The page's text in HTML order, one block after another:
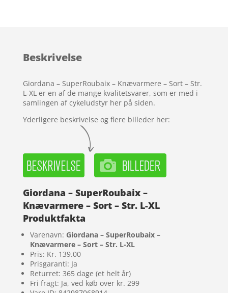
kundebedøm
Beskrivelse
Giordana – SuperRoubaix – Knævarmere – Sort – Str.
L-XL er en af de mange kvalitetsvarer, som er med i
samlingen af cykeludstyr her på siden.
Yderligere beskrivelse og flere billeder her:
Giordana – SuperRoubaix –
Knævarmere – Sort – Str. L-XL
Produktfakta
Varenavn: Giordana – SuperRoubaix –
Knævarmere – Sort – Str. L-XL
Pris: Kr. 139.00
Prisgaranti: Ja
Returret: 365 dage (et helt år)
Fri fragt: Ja, ved køb over kr. 299